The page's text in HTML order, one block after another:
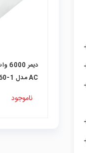
AC مدل ACMC60-1
ناموجود